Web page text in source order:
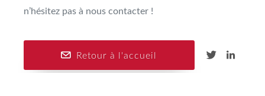
n’hésitez pas à nous contacter !
Retour à l'accueil